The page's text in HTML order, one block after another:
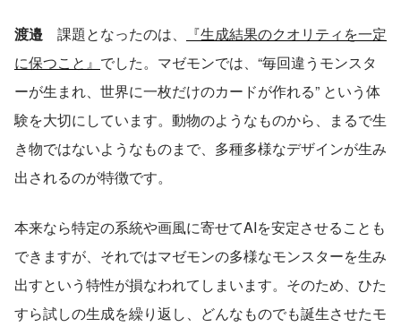
渡邉 課題となったのは、
『生成結果のクオリティを一定
に保つこと』 でした。マゼモンでは、“毎回違うモンスタ
ーが生まれ、世界に一枚だけのカードが作れる” という体
験を大切にしています。動物のようなものから、まるで生
き物ではないようなものまで、多種多様なデザインが生み
出されるのが特徴です。
本来なら特定の系統や画風に寄せてAIを安定させることも
できますが、それではマゼモンの多様なモンスターを生み
出すという特性が損なわれてしまいます。そのため、ひた
すら試しの生成を繰り返し、どんなものでも誕生させたモ